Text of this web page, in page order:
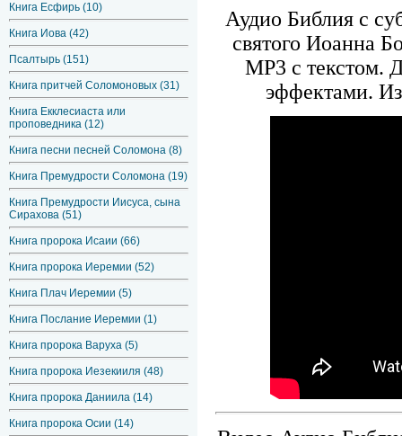
Книга Есфирь (10)
Книга Иова (42)
Псалтырь (151)
Книга притчей Соломоновых (31)
Книга Екклесиаста или
проповедника (12)
Книга песни песней Соломона (8)
Книга Премудрости Соломона (19)
Книга Премудрости Иисуса, сына
Сирахова (51)
Книга пророка Исаии (66)
Книга пророка Иеремии (52)
Книга Плач Иеремии (5)
Книга Послание Иеремии (1)
Книга пророка Варуха (5)
Книга пророка Иезекииля (48)
Книга пророка Даниила (14)
Книга пророка Осии (14)
Аудио Библия с
святого Иоанна
MP3 с текстом.
эффектами.